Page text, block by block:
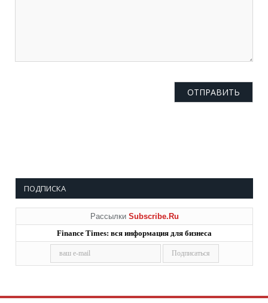
ПОДПИСКА
Рассылки Subscribe.Ru
Finance Times: вся информация для бизнеса